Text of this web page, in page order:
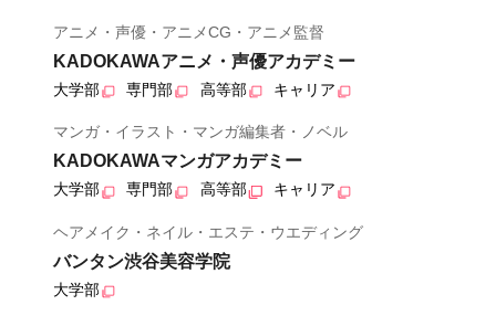
アニメ・声優・アニメCG・アニメ監督
KADOKAWAアニメ・声優アカデミー
大学部 専門部 高等部 キャリア
マンガ・イラスト・マンガ編集者・ノベル
KADOKAWAマンガアカデミー
大学部 専門部 高等部 キャリア
ヘアメイク・ネイル・エステ・ウエディング
バンタン渋谷美容学院
大学部